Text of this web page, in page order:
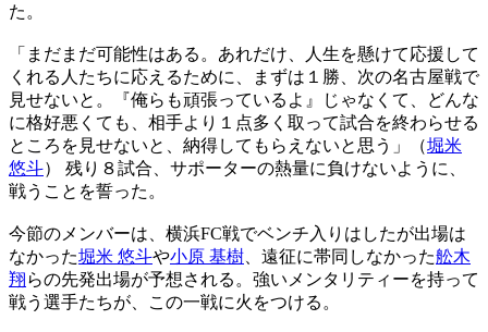
た。
「まだまだ可能性はある。あれだけ、人生を懸けて応援して
くれる人たちに応えるために、まずは１勝、次の名古屋戦で
見せないと。『俺らも頑張っているよ』じゃなくて、どんな
に格好悪くても、相手より１点多く取って試合を終わらせる
ところを見せないと、納得してもらえないと思う」（堀米
悠斗） 残り８試合、サポーターの熱量に負けないように、
戦うことを誓った。
今節のメンバーは、横浜FC戦でベンチ入りはしたが出場は
なかった堀米 悠斗や小原 基樹 、遠征に帯同しなかった舩木
翔らの先発出場が予想される。強いメンタリティーを持って
戦う選手たちが、この一戦に火をつける。